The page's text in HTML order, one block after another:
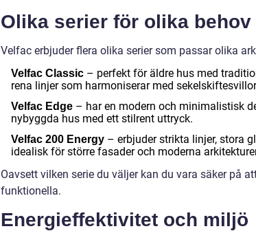
Olika serier för olika behov
Velfac erbjuder flera olika serier som passar olika
Velfac Classic – perfekt för äldre hus med
rena linjer som harmoniserar med
Velfac Edge – har en modern och minimalistisk
nybyggda hus med ett stilrent uttryck.
Velfac 200 Energy – erbjuder strikta linjer, stora
idealisk för större fasader och moderna
Oavsett vilken serie du väljer kan du vara säker på
funktionella.
Energieffektivitet och miljö